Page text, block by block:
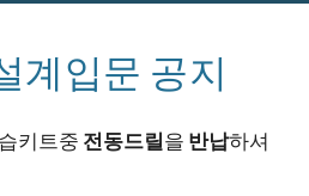
계입문 공지
키트중 전동드릴을 반납하셔